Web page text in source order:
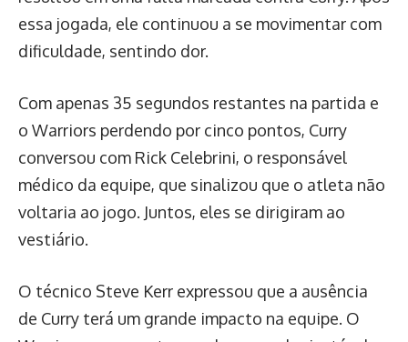
essa jogada, ele continuou a se movimentar com
dificuldade, sentindo dor.
Com apenas 35 segundos restantes na partida e
o Warriors perdendo por cinco pontos, Curry
conversou com Rick Celebrini, o responsável
médico da equipe, que sinalizou que o atleta não
voltaria ao jogo. Juntos, eles se dirigiram ao
vestiário.
O técnico Steve Kerr expressou que a ausência
de Curry terá um grande impacto na equipe. O